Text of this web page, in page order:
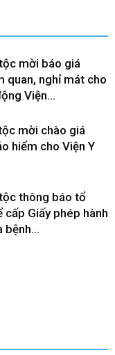
mời báo giá
quan, nghỉ mát cho
Viện...
mời chào giá
hiểm cho Viện Y
thông báo tổ
Giấy phép hành
bệnh...